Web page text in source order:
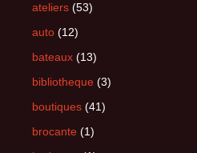
ateliers (53)
auto (12)
bateaux (13)
bibliotheque (3)
boutiques (41)
brocante (1)